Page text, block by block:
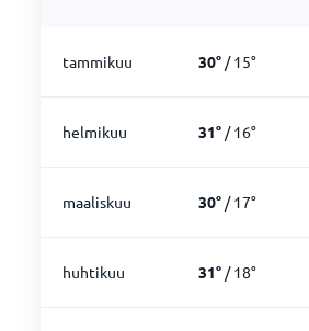
tammikuu 30°/15°
helmikuu 31°/16°
maaliskuu 30°/17°
huhtikuu 31°/18°